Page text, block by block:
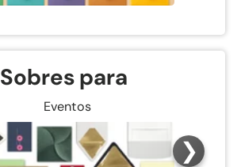
Sobres para
Eventos
❯